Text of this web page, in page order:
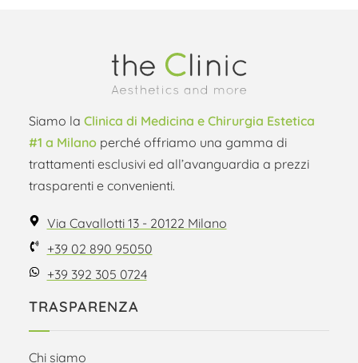
Siamo la Clinica di Medicina e Chirurgia Estetica
#1 a Milano perché offriamo una gamma di
trattamenti esclusivi ed all’avanguardia a prezzi
trasparenti e convenienti.
Via Cavallotti 13 - 20122 Milano
+39 02 890 95050
+39 392 305 0724
TRASPARENZA
Chi siamo